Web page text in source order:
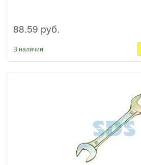
88.59 руб.
В наличии